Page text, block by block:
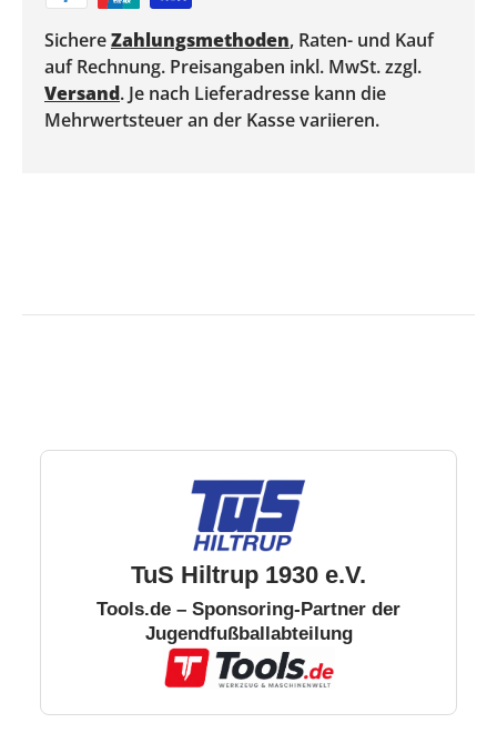
SichereZahlungsmethoden, Raten- und Kauf
auf Rechnung. Preisangaben inkl. MwSt. zzgl.
Versand. Je nach Lieferadresse kann die
Mehrwertsteuer an der Kasse variieren.
TuS Hiltrup 1930 e.V.
Tools.de – Sponsoring-Partner der
Jugendfußballabteilung